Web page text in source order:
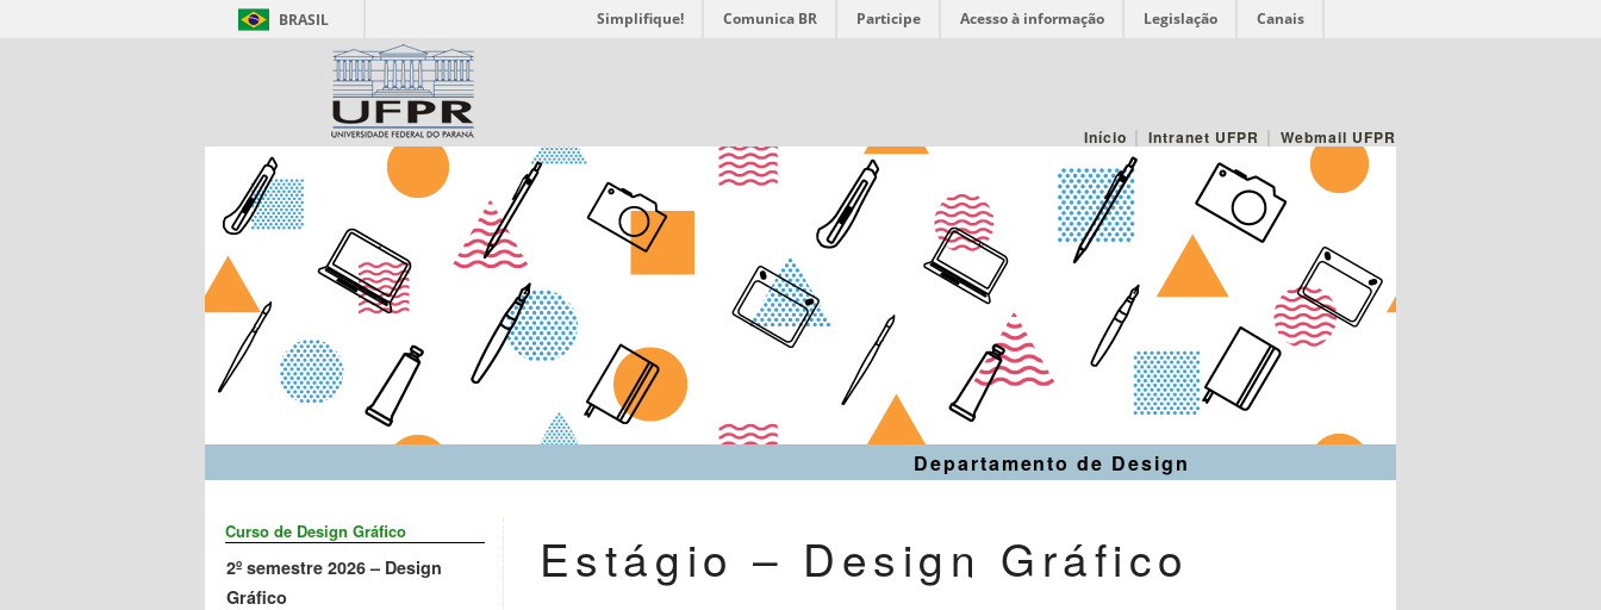
BRASIL Simplifique! Comunica BR Participe Acesso à informação Legislação Canais
Início | Intranet UFPR | Webmail UFPR
Departamento de Design
Curso de Design Gráfico
2º semestre 2026 – Design
Gráfico
Estágio – Design Gráfico